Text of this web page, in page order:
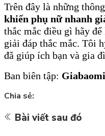
Trên đây là những
khiến phụ nữ nhanh
thắc mắc điều gì hãy
giải đáp thắc mắc. Tôi
đã giúp ích bạn và gia
Ban biên tập:
Chia sẻ:
Bài viết sau đó